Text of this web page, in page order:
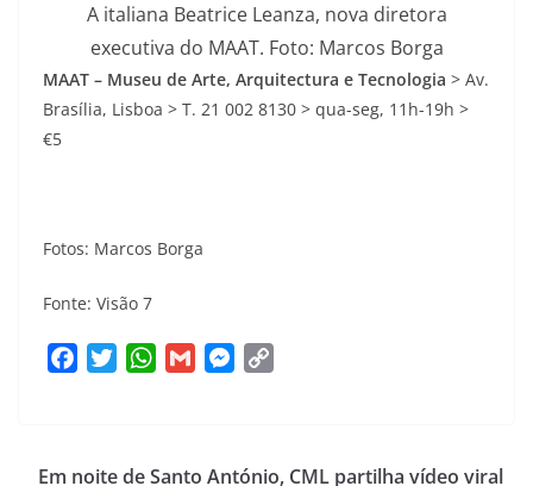
A italiana Beatrice Leanza, nova diretora
executiva do MAAT. Foto: Marcos Borga
MAAT – Museu de Arte, Arquitectura e Tecnologia > Av.
Brasília, Lisboa > T. 21 002 8130 > qua-seg, 11h-19h >
€5
Fotos: Marcos Borga
Fonte: Visão 7
b
t
W
s
l
M
e
L
Em noite de Santo António, CML partilha vídeo viral